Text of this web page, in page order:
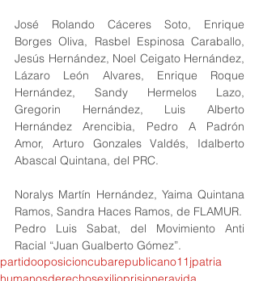
José Rolando Cáceres Soto, Enrique
Borges Oliva, Rasbel Espinosa Caraballo,
Jesús Hernández, Noel Ceigato Hernández,
Lázaro León Alvares, Enrique Roque
Hernández, Sandy Hermelos Lazo,
Gregorin Hernández, Luis Alberto
Hernández Arencibia, Pedro A Padrón
Amor, Arturo Gonzales Valdés, Idalberto
Abascal Quintana, del PRC.
Noralys Martín Hernández, Yaima Quintana
Ramos, Sandra Haces Ramos, de FLAMUR.
Pedro Luis Sabat, del Movimiento Anti
Racial “Juan Gualberto Gómez”.
partidooposicioncubarepublicano11jpatria